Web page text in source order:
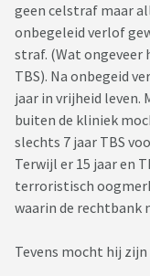
geen celstraf maar
onbegeleid verlof
straf. (Wat ongeveer
TBS). Na onbegeid
jaar in vrijheid leven.
buiten de kliniek
slechts 7 jaar TBS
Terwijl er 15 jaar en
terroristisch
waarin de rechtbank
Tevens mocht hij